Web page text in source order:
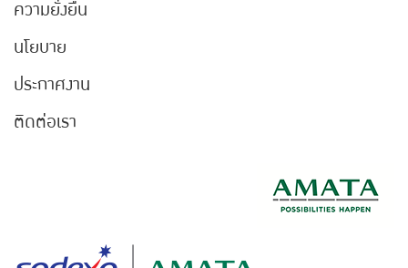
ความยั่งยืน
นโยบาย
ประกาศงาน
ติดต่อเรา